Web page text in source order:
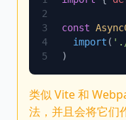
const
  import
( './
类似 Vite 和
法，并且会将它们